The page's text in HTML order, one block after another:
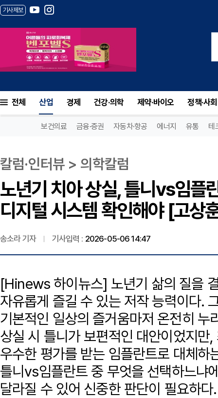
기사제보
전체 산업 경제 건강·의학 제약·바이오 정책·사회
보건의료 금융·증권 자동차·항공 에너지 유통 테
칼럼·인터뷰 > 의학칼럼
노년기 치아 상실, 틀니vs임플
디지털 시스템 확인해야 [고상
송소라 기자 기사입력 : 2026-05-06 14:47
[Hinews 하이뉴스] 노년기 삶의 질을
자유롭게 즐길 수 있는 저작 능력이다.
기본적인 일상의 즐거움마저 온전히 누
상실 시 틀니가 보편적인 대안이었지만
우수한 평가를 받는 임플란트로 대체하
틀니vs임플란트 중 무엇을 선택하느냐
달라질 수 있어 신중한 판단이 필요하다.